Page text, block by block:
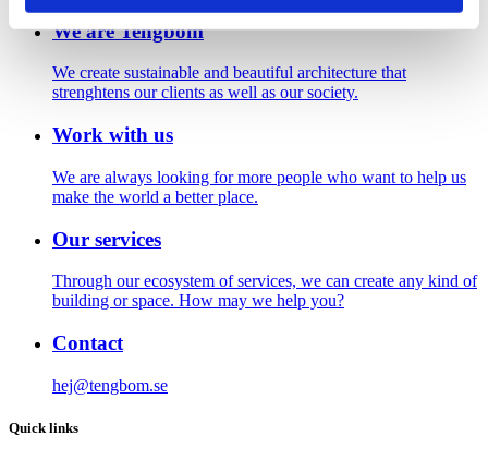
We are Tengbom
We create sustainable and beautiful architecture that
strenghtens our clients as well as our society.
Work with us
We are always looking for more people who want to help us
make the world a better place.
Our services
Through our ecosystem of services, we can create any kind of
building or space. How may we help you?
Contact
hej@tengbom.se
Quick links